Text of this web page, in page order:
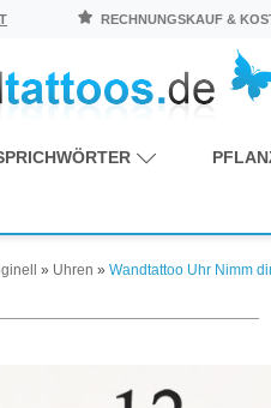
RECHNUNGSKAUF &
» Uhren » Wandtattoo Uhr Nimm